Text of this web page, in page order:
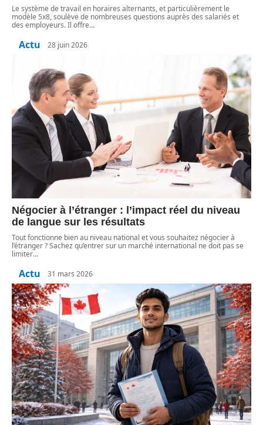
Le système de travail en horaires alternants, et particulièrement le
modèle 5x8, soulève de nombreuses questions auprès des salariés et
des employeurs. Il offre…
Actu 28 juin 2026
Négocier à l’étranger : l’impact réel du niveau
de langue sur les résultats
Tout fonctionne bien au niveau national et vous souhaitez négocier à
l’étranger ? Sachez qu’entrer sur un marché international ne doit pas se
limiter…
Actu 31 mars 2026